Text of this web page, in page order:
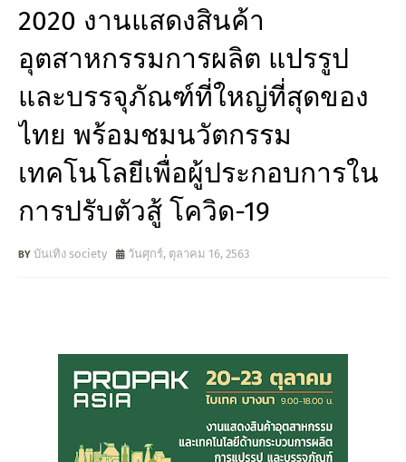
2020 งานแสดงสินค้า
อุตสาหกรรมการผลิต แปรรูป
และบรรจุภัณฑ์ที่ใหญ่ที่สุดของ
ไทย พร้อมชมนวัตกรรม
เทคโนโลยีเพื่อผู้ประกอบการใน
การปรับตัวสู้ โควิด-19
บันเทิง society วันศุกร์, ตุลาคม 16, 2563